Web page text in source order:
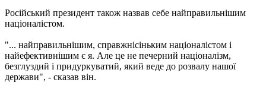
Російський президент також назвав себе найправильнішим
націоналістом.
"... найправильнішим, справжнісіньким націоналістом і
найефективнішим є я. Але це не печерний націоналізм,
безглуздий і придуркуватий, який веде до розвалу нашої
держави", - сказав він.